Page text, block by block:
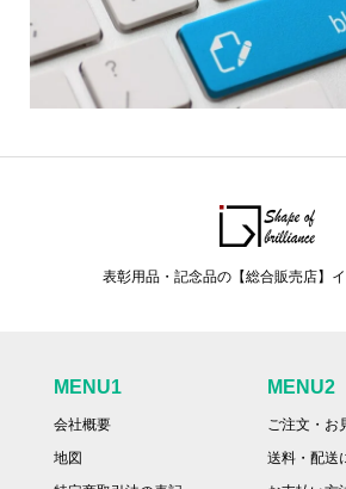
表彰用品・記念品の【総合販売店】
MENU1
会社概要
地図
MENU2
ご注文・お
送料・配送